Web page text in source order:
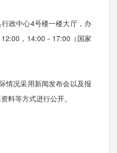
政中心4号楼一楼大厅，办
，14:00－17:00（国家
情况采用新闻发布会以及报
料等方式进行公开。